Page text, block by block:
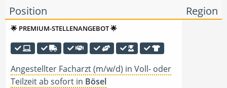
Position Region
🌟 PREMIUM-STELLENANGEBOT 🌟
Angestellter Facharzt (m/w/d) in Voll- oder
Teilzeit ab sofort in Bösel